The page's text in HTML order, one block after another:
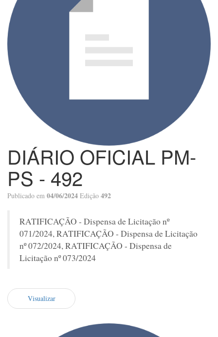
DIÁRIO OFICIAL PM-
PS - 492
Publicado em 04/06/2024 Edição 492
RATIFICAÇÃO - Dispensa de Licitação nº
071/2024, RATIFICAÇÃO - Dispensa de Licitação
nº 072/2024, RATIFICAÇÃO - Dispensa de
Licitação nº 073/2024
Visualizar